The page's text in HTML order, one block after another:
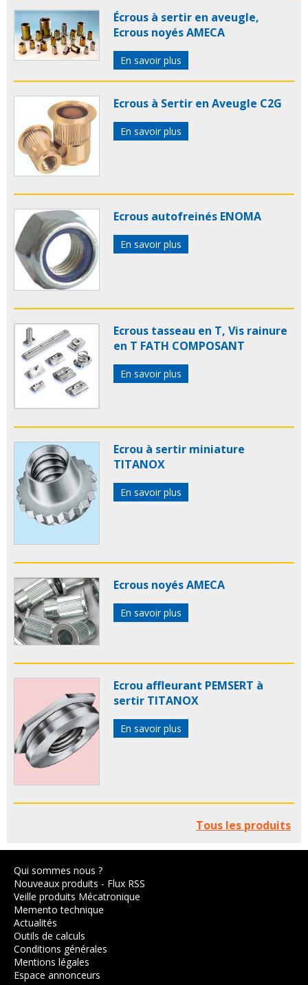
Écrous à sertir en aveugle,
Ecrous noyés AMECA
En savoir plus
Ecrous à Sertir en Aveugle C2G
En savoir plus
Ecrous autofreinés ENOMA
En savoir plus
Ecrous tasseau en T, Vis rainure
en T FATH COMPOSANT
En savoir plus
Ecrou à sertir miniature
TITANOX
En savoir plus
Ecrous noyés AMECA
En savoir plus
Ecrou affleurant PEMSERT à
sertir TITANOX
En savoir plus
Tous les produits
Qui sommes nous ?
Nouveaux produits - Flux RSS
Veille produits Mécatronique
Memento technique
Actualités
Outils de calculs
Conditions générales
Mentions légales
Espace annonceurs